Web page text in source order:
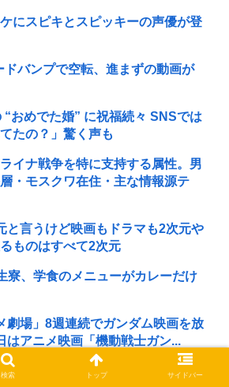
にスピキとスピッキーの声優が登
バンプで空転、進まずの動画が
“おめでた婚” に祝福続々 SNSでは
たの？」驚く声も
イナ戦争を特に支持する属性。男
・モスクワ在住・主な情報源テ
と言うけど映画もドラマも2次元や
ものはすべて2次元
寮、学食のメニューがカレーだけ
劇場」8週連続でガンダム映画を放
はアニメ映画「機動戦士ガン...
で遊びたいゲームがないwww
検索 トップ サイドバー